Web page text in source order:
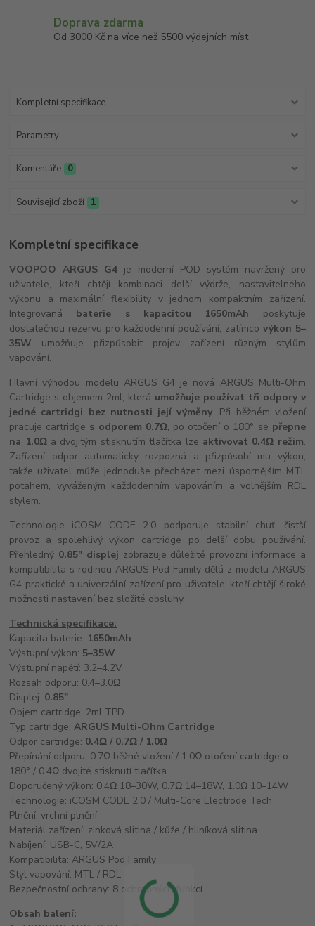
Doprava zdarma
Od 3000 Kč na více než 5500 výdejních míst
Kompletní specifikace
Parametry
Komentáře 0
Související zboží 1
Kompletní specifikace
VOOPOO ARGUS G4 je moderní POD systém navržený pro
uživatele, kteří chtějí kombinaci delší výdrže, nastavitelného
výkonu a maximální flexibility v jednom kompaktním zařízení.
Integrovaná baterie s kapacitou 1650mAh poskytuje
dostatečnou rezervu pro každodenní používání, zatímco výkon 5–
35W umožňuje přizpůsobit projev zařízení různým stylům
vapování.
Hlavní výhodou modelu ARGUS G4 je nová ARGUS Multi-Ohm
Cartridge s objemem 2ml, která umožňuje používat tři odpory v
jedné cartridgi bez nutnosti její výměny. Při běžném vložení
pracuje cartridge s odporem 0.7Ω, po otočení o 180° se přepne
na 1.0Ωa dvojitým stisknutím tlačítka lze aktivovat 0.4Ω režim.
Zařízení odpor automaticky rozpozná a přizpůsobí mu výkon,
takže uživatel může jednoduše přecházet mezi úspornějším MTL
potahem, vyváženým každodenním vapováním a volnějším RDL
stylem.
Technologie iCOSM CODE 2.0 podporuje stabilní chuť, čistší
provoz a spolehlivý výkon cartridge po delší dobu používání.
Přehledný 0.85" displej zobrazuje důležité provozní informace a
kompatibilita s rodinou ARGUS Pod Family dělá z modelu ARGUS
G4 praktické a univerzální zařízení pro uživatele, kteří chtějí široké
možnosti nastavení bez složité obsluhy.
Technická specifikace:
Kapacita baterie: 1650mAh
Výstupní výkon: 5–35W
Výstupní napětí: 3.2–4.2V
Rozsah odporu: 0.4–3.0Ω
Displej: 0.85"
Objem cartridge: 2ml TPD
Typ cartridge:ARGUS Multi-Ohm Cartridge
Odpor cartridge: 0.4Ω / 0.7Ω / 1.0Ω
Přepínání odporu: 0.7Ω běžné vložení / 1.0Ω otočení cartridge o
180° / 0.4Ω dvojité stisknutí tlačítka
Doporučený výkon: 0.4Ω 18–30W, 0.7Ω 14–18W, 1.0Ω 10–14W
Technologie: iCOSM CODE 2.0 / Multi-Core Electrode Tech
Plnění: vrchní plnění
Materiál zařízení: zinková slitina / kůže / hliníková slitina
Nabíjení: USB-C, 5V/2A
Kompatibilita: ARGUS Pod Family
Styl vapování: MTL / RDL
Bezpečnostní ochrany: 8 ochranných funkcí
Obsah balení: